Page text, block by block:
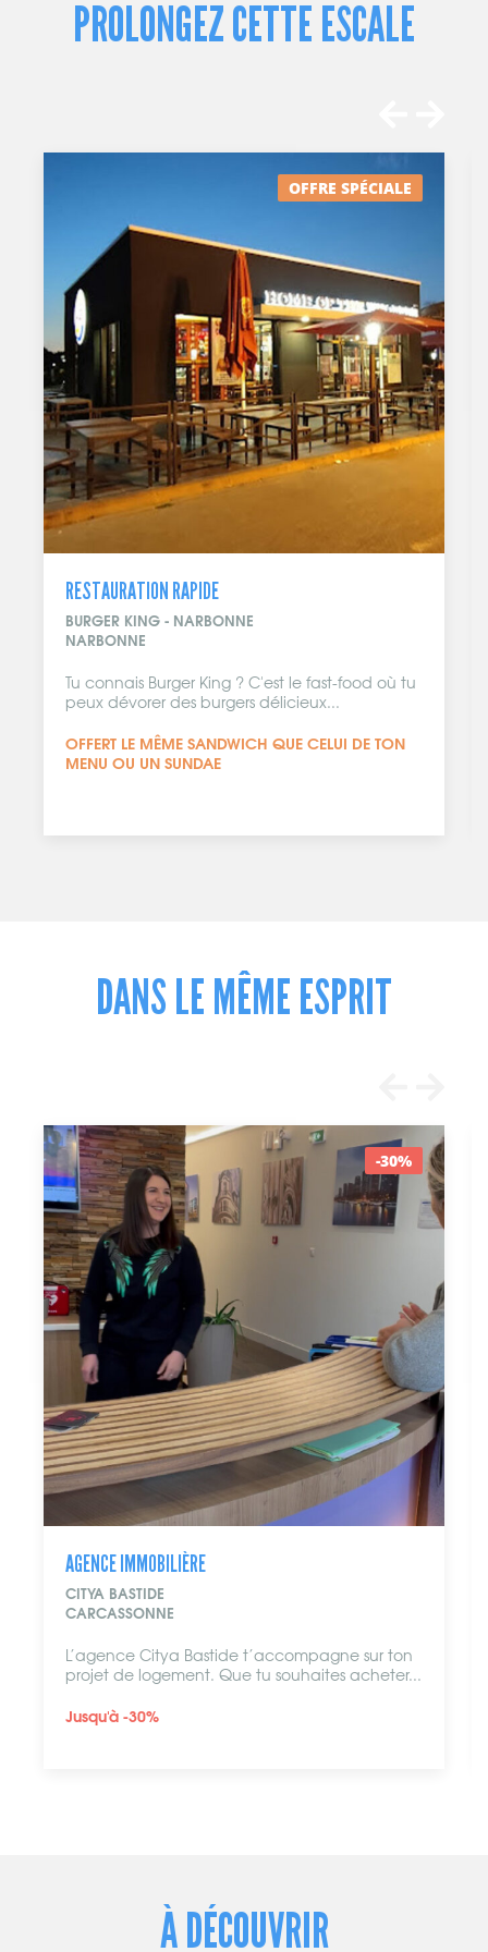
PROLONGEZ CETTE ESCALE
OFFRE SPÉCIALE
RESTAURATION RAPIDE
BURGER KING - NARBONNE
NARBONNE
Tu connais Burger King ? C'est le fast-food où tu
peux dévorer des burgers délicieux...
OFFERT LE MÊME SANDWICH QUE CELUI DE TON
MENU OU UN SUNDAE
DANS LE MÊME ESPRIT
-30%
AGENCE IMMOBILIÈRE
CITYA BASTIDE
CARCASSONNE
L’agence Citya Bastide t’accompagne sur ton
projet de logement. Que tu souhaites acheter...
Jusqu'à -30%
À DÉCOUVRIR